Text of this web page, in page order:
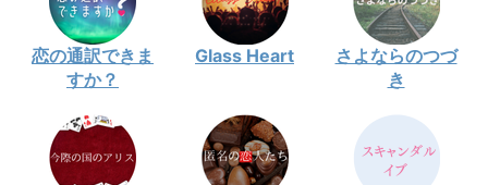
恋の通訳できま
すか？
Glass Heart
さよならのつづ
き